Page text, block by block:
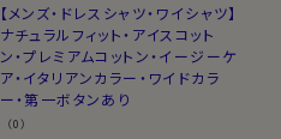
【メンズ・ドレスシャツ・ワイシャツ】
ナチュラルフィット・アイスコット
ン・プレミアムコットン・イージーケ
ア・イタリアンカラー・ワイドカラ
ー・第一ボタンあり
（0）